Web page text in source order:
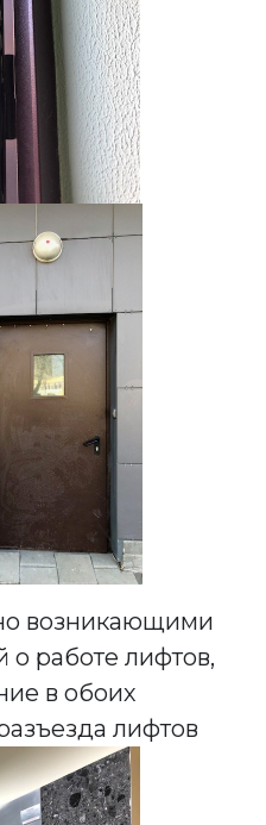
возникающими
о работе лифтов,
в обоих
лифтов